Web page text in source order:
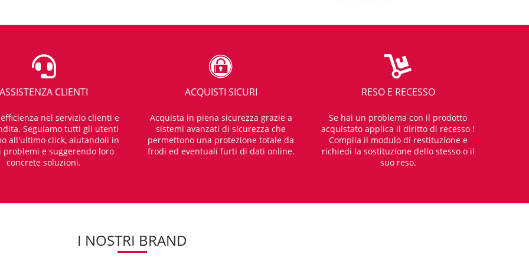
a canna alta, a canna ad S, a canna corta, esterno, con doccetta, con deviatore.
i tuoi spazi disponibile oltre al classico ottone cromato anche due varianti di colore su ordinazione (bronzo e
che rendono unico il tuo arredo.
ASSISTENZA CLIENTI
nel servizio clienti e
Seguiamo tutti gli utenti
all'ultimo click, aiutandoli in
problemi e suggerendo loro
concrete soluzioni.
ACQUISTI SICURI
Acquista in piena sicurezza grazie a
sistemi avanzati di sicurezza che
permettono una protezione totale da
frodi ed eventuali furti di dati online.
RESO E RECESSO
Se hai un problema con il prodotto
acquistato applica il diritto di recesso !
Compila il modulo di restituzione e
richiedi la sostituzione dello stesso o il
suo reso.
I NOSTRI BRAND